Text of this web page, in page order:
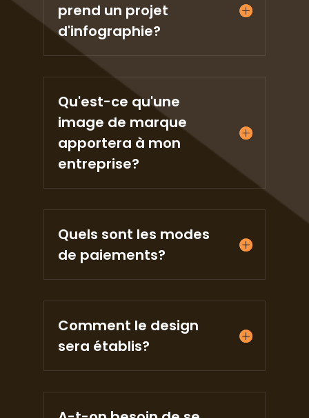
prend un projet
d'infographie?
Qu'est-ce qu'une
image de marque
apportera à mon
entreprise?
Quels sont les modes
de paiements?
Comment le design
sera établis?